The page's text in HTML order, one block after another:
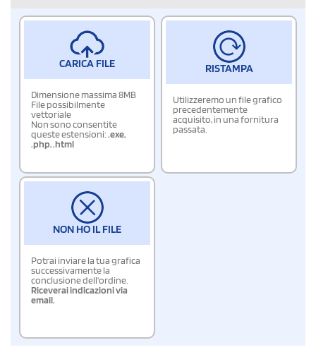
CARICA FILE
Dimensione massima 8MB
File possibilmente
vettoriale
Non sono consentite
queste estensioni:.exe,
.php,.html
RISTAMPA
Utilizzeremo un file grafico
precedentemente
acquisito, in una fornitura
passata.
NON HO IL FILE
Potrai inviare la tua grafica
successivamente la
conclusione dell'ordine.
Riceverai indicazioni via
email.